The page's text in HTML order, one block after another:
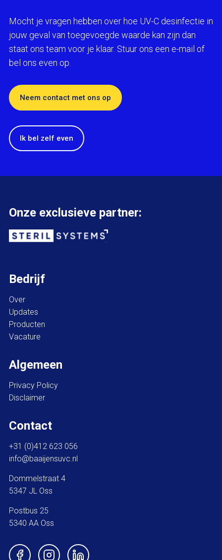
Mocht je vragen hebben over hoe UV-C desinfectie in
jouw geval van toegevoegde waarde kan zijn dan
staat ons team voor je klaar. Stuur ons een e-mail of
bel ons even op.
Neem contact met ons op
Ik bel zelf even
Onze exclusieve partner:
Bedrijf
Over
Updates
Producten
Vacature
Algemeen
Privacy Policy
Disclaimer
Contact
+31 (0)412 623 056
info@baaijensuvc.nl
Dommelstraat 4
5347 JL Oss
Postbus 25
5340 AA Oss